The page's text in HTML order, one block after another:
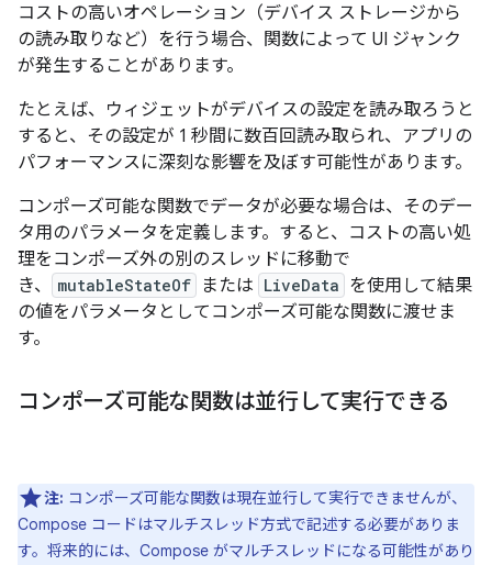
コストの高いオペレーション（デバイス ストレージから
の読み取りなど）を行う場合、関数によって UI ジャンク
が発生することがあります。
たとえば、ウィジェットがデバイスの設定を読み取ろうと
すると、その設定が 1 秒間に数百回読み取られ、アプリの
パフォーマンスに深刻な影響を及ぼす可能性があります。
コンポーズ可能な関数でデータが必要な場合は、そのデー
タ用のパラメータを定義します。すると、コストの高い処
理をコンポーズ外の別のスレッドに移動で
き、
mutableStateOf または LiveData を使用して結果
の値をパラメータとしてコンポーズ可能な関数に渡せま
す。
コンポーズ可能な関数は並行して実行できる
注: コンポーズ可能な関数は現在並行して実行できませんが、
Compose コードはマルチスレッド方式で記述する必要がありま
す。将来的には、Compose がマルチスレッドになる可能性があり